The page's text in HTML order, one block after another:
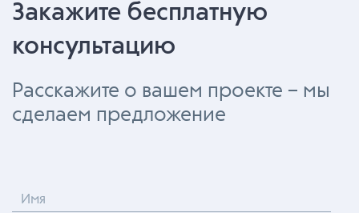
Закажите бесплатную
консультацию
Расскажите о вашем проекте – мы
сделаем предложение
Имя